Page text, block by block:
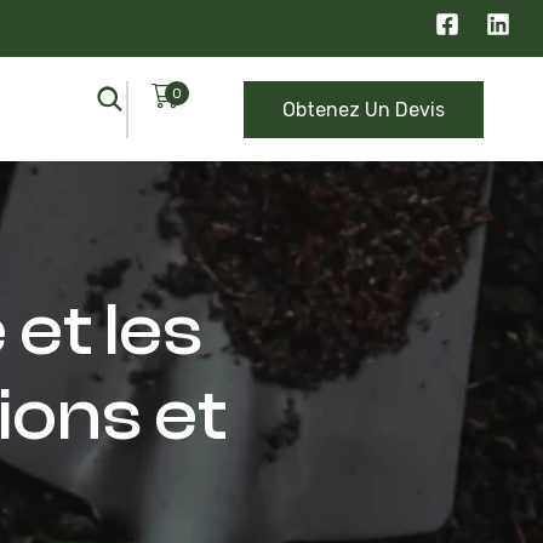
0
Obtenez Un Devis
les
et